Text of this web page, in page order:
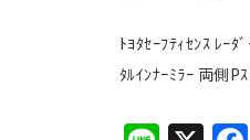
ﾄﾖﾀｾｰﾌﾃｨｾﾝｽ ﾚｰﾀ
ﾀﾙｲﾝﾅｰﾐﾗｰ 両側P